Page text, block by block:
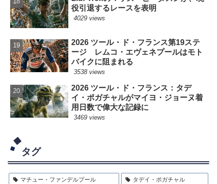
役引退するレースを表明
4029 views
2026 ツール・ド・フランス第19ステ
ージ レムコ・エヴェネプールはモト
バイクに阻まれる
3538 views
2026 ツール・ド・フランス：タデ
イ・ポガチャルがマイヨ・ジョーヌ着
用日数で偉大な記録に
3469 views
タグ
マチュー・ファンデルプール タデイ・ポガチャル